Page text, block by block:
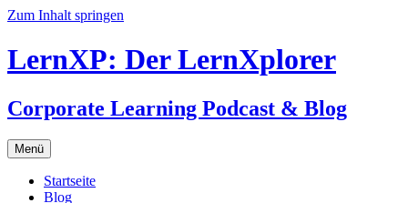
Zum Inhalt springen
LernXP: Der LernXplorer
Corporate Learning Podcast & Blog
Menü
Startseite
Blog